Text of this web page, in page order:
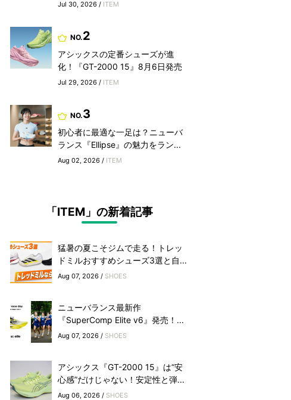
Jul 30, 2026 / ITEM
NO.2
アシックスの定番シューズが進
化！『GT-2000 15』8月6日発売
Jul 29, 2026 / ITEM
NO.3
初心者に最適な一足は？ニューバ
ランス『Ellipse』の魅力をラン...
Aug 02, 2026 / ITEM
「ITEM」の新着記事
猛暑の夏こそジムで走る！トレッ
ドミルおすすめシューズ3選と自...
Aug 07, 2026 / SHOES
ニューバランス最新作
『SuperComp Elite v6』発売！...
Aug 07, 2026 / SHOES
アシックス『GT-2000 15』は“安
心感”だけじゃない！安定性と弾...
Aug 06, 2026 / SHOES